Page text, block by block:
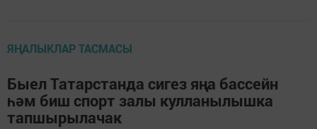
ЯҢАЛЫКЛАР ТАСМАСЫ
Быел Татарстанда сигез яңа бассейн
һәм биш спорт залы кулланылышка
тапшырылачак